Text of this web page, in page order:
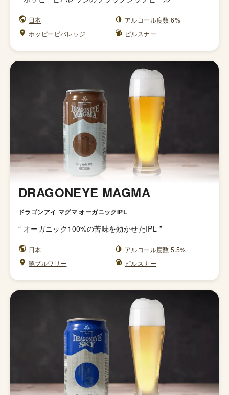
日本
アルコール度数 6%
ホッピービバレッジ
ピルスナー
DRAGONEYE MAGMA
ドラゴンアイ マグマ オーガニックIPL
“ オーガニック100%の苦味を効かせたIPL ”
日本
アルコール度数 5.5%
暁ブルワリー
ピルスナー